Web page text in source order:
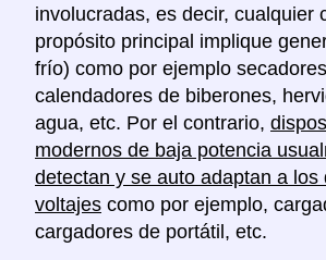
involucradas, es decir, cualquier
propósito principal implique
frío) como por ejemplo
calendadores de biberones,
agua, etc. Por el contrario,
modernos de baja potencia
detectan y se auto adaptan a los
voltajes como por ejemplo,
cargadores de portátil, etc.